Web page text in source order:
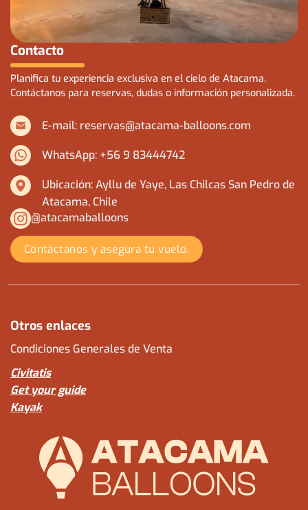
Contacto
Planifica tu experiencia exclusiva en el cielo de Atacama.
Contáctanos para reservas, dudas o información personalizada.
E-mail: reservas@atacama-balloons.com
WhatsApp: +56 9 83444742
Ubicación: Ayllu de Yaye, Las Chilcas San Pedro de
Atacama, Chile
@atacamaballoons
Contáctanos y asegura tu vuelo.
Otros enlaces
Condiciones Generales de Venta
Civitatis
Get your guide
Kayak